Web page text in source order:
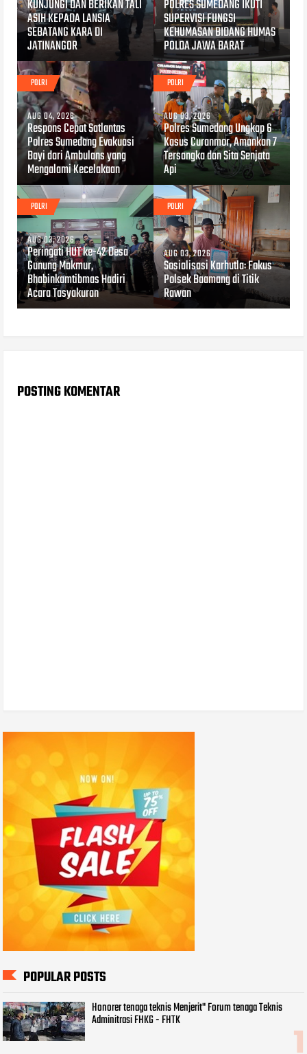
KUNJUNGI DAN BERIKAN TALI
ASIH KEPADA LANSIA
SEBATANG KARA DI
JATINANGOR
POLRES SUMEDANG IKUTI
SUPERVISI FUNGSI
KEHUMASAN BIDANG HUMAS
POLDA JAWA BARAT
POLRI
AUG 04, 2026
Respons Cepat Satlantas
Polres Sumedang Evakuasi
Bayi dari Ambulans yang
Mengalami Kecelakaan
POLRI
AUG 03, 2026
Polres Sumedang Ungkap 6
Kasus Curanmor, Amankan 7
Tersangka dan Sita Senjata
Api
POLRI
AUG 03, 2026
Peringati HUT ke-42 Desa
Gunung Makmur,
Bhabinkamtibmas Hadiri
Acara Tasyakuran
POLRI
AUG 03, 2026
Sosialisasi Karhutla: Fokus
Polsek Baamang di Titik
Rawan
POSTING KOMENTAR
POPULAR POSTS
Honorer tenaga teknis Menjerit" Forum tenaga Teknis
Adminitrasi FHKG - FHTK